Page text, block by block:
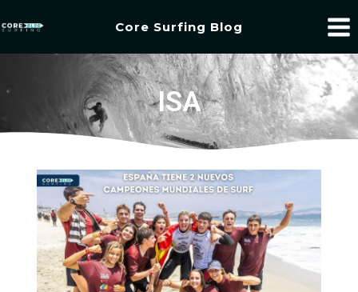
Core Surfing Blog
ISA